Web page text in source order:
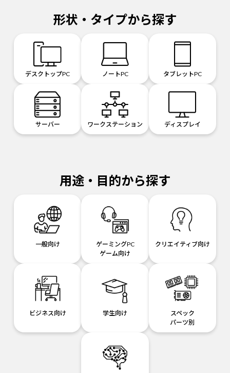
形状・タイプから探す
デスクトップPC ノートPC タブレットPC
サーバー ワークステーション ディスプレイ
用途・目的から探す
一般向け
ゲーミングPC
ゲーム向け
クリエイティブ向け
ビジネス向け 学生向け
スペック
パーツ別